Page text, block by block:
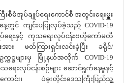
မံအုပ်ချုပ်ရေးကောင်စီ အတွင်းရေးမှူး
တွင် ကျင်းပပြုလုပ်ခဲ့သည့် COVID-19
ရေးနှင့် ကုသရေးလုပ်ငန်းဗဟိုကော်မတီ
အား ဖတ်ကြားရှင်းလင်းခဲ့ပြီး ခရိုင်/
ဋ္ဌများမှ မြို့နယ်အလိုက် COVID-19
ေးလုပ်ငန်းစဉ်များ ဆောင်ရွက်နေမှုနှင့်
ကောင်း၊ ပဲခူးတိုင်းဒေသကြီးပြည်သူ့